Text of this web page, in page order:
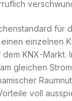
für
einzelnen
KNX-Markt.
gleichen
voll